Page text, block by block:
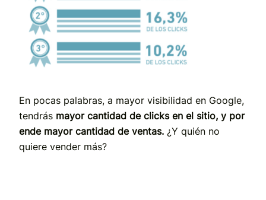
En pocas palabras, a mayor visibilidad en Google,
tendrás mayor cantidad de clicks en el sitio, y por
ende mayor cantidad de ventas. ¿Y quién no
quiere vender más?